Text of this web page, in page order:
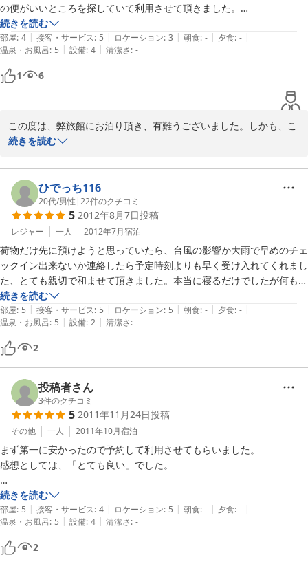
の便がいいところを探していて利用させて頂きました。
これまでの口コミ通り、とても温かい雰囲気でDVDプレーヤーを貸して
下さり、どうしても滞在中に観たかった映画を観ることができました
し、出かける前もコーヒーはいかがですか？と勧めてくださったのです
が「もう出ないと行けないので・・・」とお話したら「どこへ行くんで
すか？」と聞いて下さり、目的地に行くまでに私が当初考えていた経路
より早く着けるバスを使った手段とバスの時間まで教えて頂きました。
おかげで１時間に数本にしかないバスに無事に乗れました。滞在中、観
光が一切出来ませんでしたがバスを教えて頂いたおかげで大きな橋から
この二つについては特に直接お礼をお伝えしたかったのですが、この後
帰るまでにお会いすることが出来なかったのでこの場をお借りしてお礼
を言わせて頂きます。ありがとうございました。
お風呂も広く、お手洗い、洗面所も清潔で、３畳のお部屋でしたがバス
タオルも用意して頂き、大変快適でした。
「ただいま戻りました」と言うと台所から「おかえりなさい」と声をか
けて下さるなど初めての福岡への一人旅でほっとできる旅館を利用でき
て良かったです。機会があれば、またお世話になりたいと思います。
続きを読む
部屋: 4 | 接客・サービス: 5 | ロケーション: 3 | 朝食: - | 夕食: - |
温泉・お風呂: 5 | 設備: 4 | 清潔さ: -
1 6
この度は、弊旅館にお泊り頂き、有難うございました。しかも、こ
んなに長文のコメントを頂きまして本当に有難うごじます。バスの
われたみたいでよかったです。門司はいかがでしたか？またのお越
しをお待ちしております。有難うございました。
2013-03-08
続きを読む
ひでっち116
20代/男性 |22件のクチコミ
5 2012年8月7日投稿
レジャー 一人 2012年7月宿泊
荷物だけ先に預けようと思っていたら、台風の影響か大雨で早めのチェ
ックイン出来ないか連絡したら予定時刻よりも早く受け入れてくれまし
た、とても親切で和ませて頂きました。本当に寝るだけでしたが何も苦
痛を感じませんでした。
本当に助かりました、ありがとうございました。
続きを読む
部屋: 5 | 接客・サービス: 5 | ロケーション: 5 | 朝食: - | 夕食: - |
温泉・お風呂: 5 | 設備: 2 | 清潔さ: -
2
投稿者さん
3件のクチコミ
5 2011年11月24日投稿
その他 一人 2011年10月宿泊
まず第一に安かったので予約して利用させてもらいました。
感想としては、「とても良い」でした。
アットホームな感じがとても良く、何事にも笑顔で対応して頂き、また
利用したいと感じました。
素泊まりでの利用でしたが、食事を作りすぎたのでどうぞ、と弁当を用
意してくれるなど、とても有り難かったです。
続きを読む
部屋: 5 | 接客・サービス: 4 | ロケーション: 5 | 朝食: - | 夕食: - |
温泉・お風呂: 5 | 設備: 4 | 清潔さ: -
2